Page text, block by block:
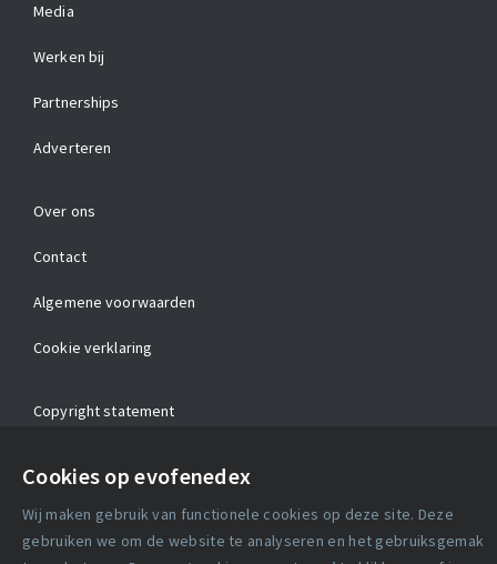
Cookies op evofenedex
Wij maken gebruik van functionele cookies op deze site. Deze
gebruiken we om de website te analyseren en het gebruiksgemak
Media
Werken bij
Partnerships
Adverteren
Over ons
Contact
Algemene voorwaarden
Cookie verklaring
Copyright statement
Privacy verklaring